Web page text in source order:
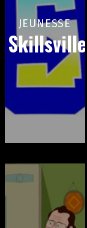
JEUNESSE
Skillsville